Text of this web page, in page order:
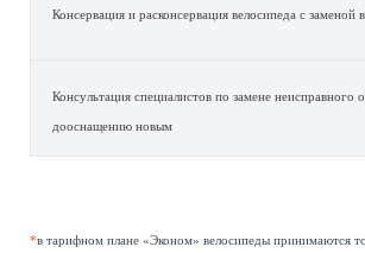
Консервация и расконсервация велосипеда с заменой
Консультация специалистов по замене неисправного
дооснащению новым
*в тарифном плане «Эконом» велосипеды принимаются